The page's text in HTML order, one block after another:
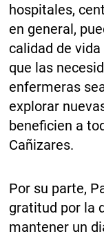
hospitales,
en general,
calidad de
que las
enfermeras
explorar
beneficien a
Cañizares.
Por su parte,
gratitud por la
mantener un